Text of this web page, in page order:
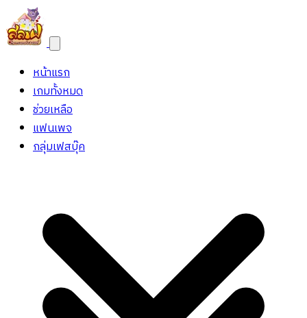
หน้าแรก
เกมทั้งหมด
ช่วยเหลือ
แฟนเพจ
กลุ่มเฟสบุ๊ค